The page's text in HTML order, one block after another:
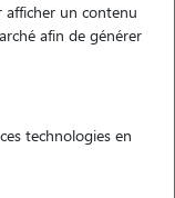
un contenu
afin de générer
technologies en